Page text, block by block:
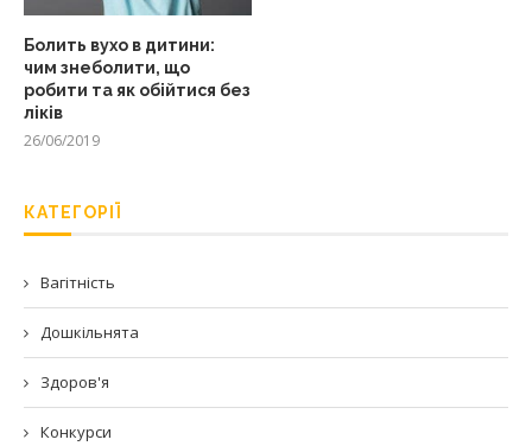
Болить вухо в дитини:
чим знеболити, що
робити та як обійтися без
ліків
26/06/2019
КАТЕГОРІЇ
Вагітність
Дошкільнята
Здоров'я
Конкурси